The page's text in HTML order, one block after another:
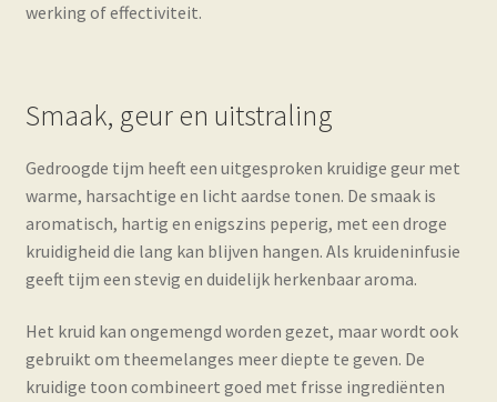
werking of effectiviteit.
Smaak, geur en uitstraling
Gedroogde tijm heeft een uitgesproken kruidige geur met
warme, harsachtige en licht aardse tonen. De smaak is
aromatisch, hartig en enigszins peperig, met een droge
kruidigheid die lang kan blijven hangen. Als kruideninfusie
geeft tijm een stevig en duidelijk herkenbaar aroma.
Het kruid kan ongemengd worden gezet, maar wordt ook
gebruikt om theemelanges meer diepte te geven. De
kruidige toon combineert goed met frisse ingrediënten